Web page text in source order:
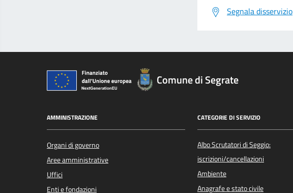
Segnala disservizio
Comune di Segrate
AMMINISTRAZIONE
Organi di governo
Aree amministrative
Uffici
Enti e fondazioni
CATEGORIE DI SERVIZIO
Albo Scrutatori di Seggio:
iscrizioni/cancellazioni
Ambiente
Anagrafe e stato civile